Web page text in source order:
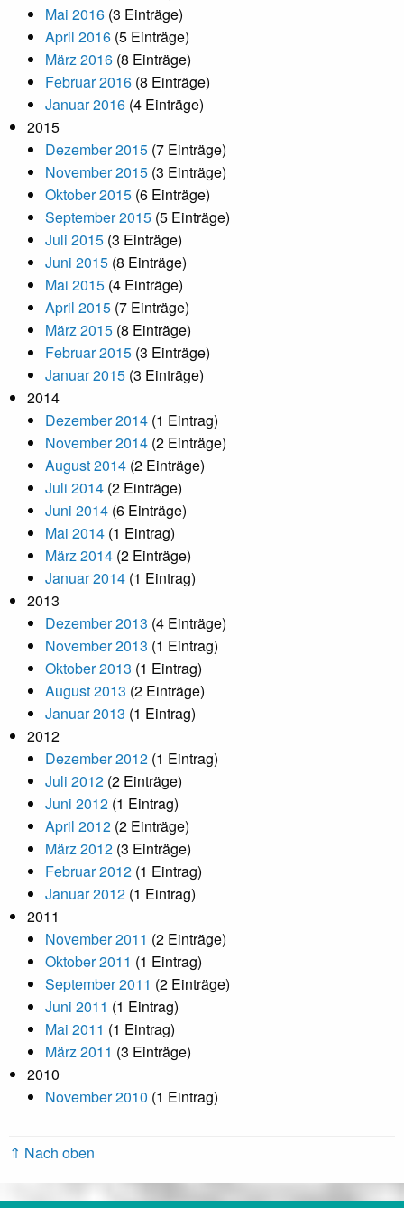
Mai 2016 (3 Einträge)
April 2016 (5 Einträge)
März 2016 (8 Einträge)
Februar 2016 (8 Einträge)
Januar 2016 (4 Einträge)
2015
Dezember 2015 (7 Einträge)
November 2015 (3 Einträge)
Oktober 2015 (6 Einträge)
September 2015 (5 Einträge)
Juli 2015 (3 Einträge)
Juni 2015 (8 Einträge)
Mai 2015 (4 Einträge)
April 2015 (7 Einträge)
März 2015 (8 Einträge)
Februar 2015 (3 Einträge)
Januar 2015 (3 Einträge)
2014
Dezember 2014 (1 Eintrag)
November 2014 (2 Einträge)
August 2014 (2 Einträge)
Juli 2014 (2 Einträge)
Juni 2014 (6 Einträge)
Mai 2014 (1 Eintrag)
März 2014 (2 Einträge)
Januar 2014 (1 Eintrag)
2013
Dezember 2013 (4 Einträge)
November 2013 (1 Eintrag)
Oktober 2013 (1 Eintrag)
August 2013 (2 Einträge)
Januar 2013 (1 Eintrag)
2012
Dezember 2012 (1 Eintrag)
Juli 2012 (2 Einträge)
Juni 2012 (1 Eintrag)
April 2012 (2 Einträge)
März 2012 (3 Einträge)
Februar 2012 (1 Eintrag)
Januar 2012 (1 Eintrag)
2011
November 2011 (2 Einträge)
Oktober 2011 (1 Eintrag)
September 2011 (2 Einträge)
Juni 2011 (1 Eintrag)
Mai 2011 (1 Eintrag)
März 2011 (3 Einträge)
2010
November 2010 (1 Eintrag)
⇑ Nach oben